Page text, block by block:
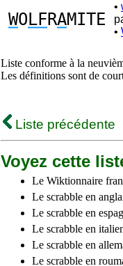
WO LFRAMITE
•
•
Liste conforme à la
Les définitions sont de
Liste précédente
Voyez cette
Le Wiktionnaire
Le scrabble en
Le scrabble en
Le scrabble en
Le scrabble en
Le scrabble en